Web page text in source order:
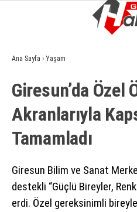
GÜNDEM
EKONOMI
SIYASET
ASAYIŞ
SPOR
Ana Sayfa › Yaşam
Giresun’da Özel
Akranlarıyla
Tamamladı
Giresun Bilim ve Sanat
destekli “Güçlü Bireyler,
erdi. Özel gereksinimli